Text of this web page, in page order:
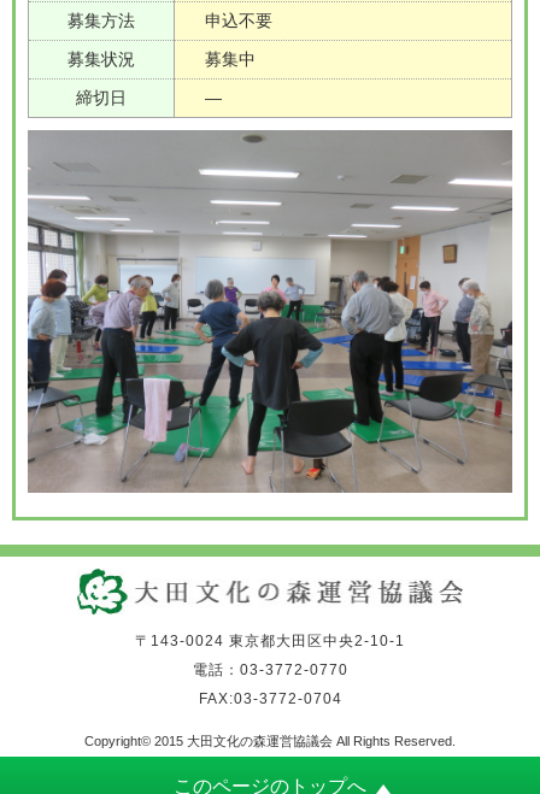
募集方法
申込不要
募集状況
募集中
締切日
―
〒143-0024 東京都大田区中央2-10-1
電話：03-3772-0770
FAX:03-3772-0704
Copyright© 2015 大田文化の森運営協議会 All Rights Reserved.
このページのトップへ